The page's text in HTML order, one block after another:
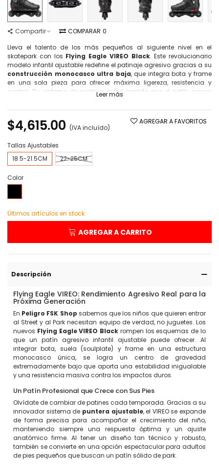
Compartir COMPARAR 0
Lleva el talento de los más pequeños al siguiente nivel en el
skatepark con los Flying Eagle VIREO Black. Este revolucionario
modelo infantil ajustable redefine el patinaje agresivo gracias a su
construcción monocasco ultra baja, que integra bota y frame
en una sola pieza para ofrecer máxima ligereza, resistencia y
control. Su sistema de puntera móvil permite que el patín crezca
grinds y trucos técnicos con total seguridad.
Leer más
$4,615.00 (IVA incluído)
AGREGAR A FAVORITOS
Tallas Ajustables
18.5-21.5CM
22-25CM
Color
Últimos artículos en stock
AGREGAR A CARRITO
Descripción
Flying Eagle VIREO: Rendimiento Agresivo Real para la
Próxima Generación
En Peligro FSK Shop sabemos que los niños que quieren entrar
al Street y al Park necesitan equipo de verdad, no juguetes. Los
nuevos Flying Eagle VIREO Black rompen los esquemas de lo
que un patín agresivo infantil ajustable puede ofrecer. Al
integrar bota, suela (soulplate) y frame en una estructura
monocasco única, se logra un centro de gravedad
extremadamente bajo que aporta una estabilidad inigualable
y una resistencia masiva contra los impactos duros.
Un Patín Profesional que Crece con Sus Pies
Olvídate de cambiar de patines cada temporada. Gracias a su
innovador sistema de puntera ajustable, el VIREO se expande
de forma precisa para acompañar el crecimiento del niño,
manteniendo siempre una respuesta óptima y un ajuste
anatómico firme. Al tener un diseño tan técnico y robusto,
también se convierte en una opción espectacular para adultos
de pies pequeños que buscan un patín sólido de park.